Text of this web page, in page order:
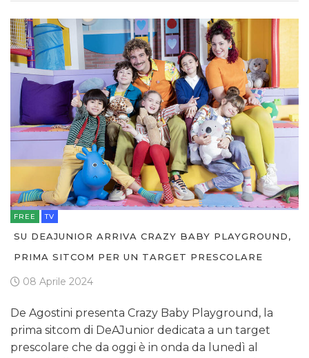
FREE TV
SU DEAJUNIOR ARRIVA CRAZY BABY PLAYGROUND,
PRIMA SITCOM PER UN TARGET PRESCOLARE
08 Aprile 2024
De Agostini presenta Crazy Baby Playground, la
prima sitcom di DeAJunior dedicata a un target
prescolare che da oggi è in onda da lunedì al